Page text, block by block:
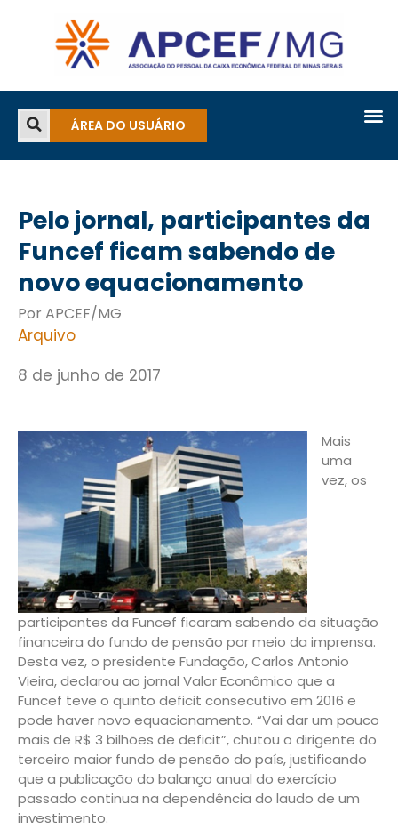
ÁREA DO USUÁRIO
Pelo jornal, participantes da
Funcef ficam sabendo de
novo equacionamento
Por APCEF/MG
Arquivo
8 de junho de 2017
Mais
uma
vez, os
participantes da Funcef ficaram sabendo da situação
financeira do fundo de pensão por meio da imprensa.
Desta vez, o presidente Fundação, Carlos Antonio
Vieira, declarou ao jornal Valor Econômico que a
Funcef teve o quinto deficit consecutivo em 2016 e
pode haver novo equacionamento. “Vai dar um pouco
mais de R$ 3 bilhões de deficit”, chutou o dirigente do
terceiro maior fundo de pensão do país, justificando
que a publicação do balanço anual do exercício
passado continua na dependência do laudo de um
investimento.